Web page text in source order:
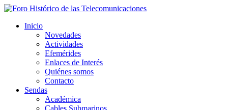
Inicio
Novedades
Actividades
Efemérides
Enlaces de Interés
Quiénes somos
Contacto
Sendas
Académica
Cables Submarinos